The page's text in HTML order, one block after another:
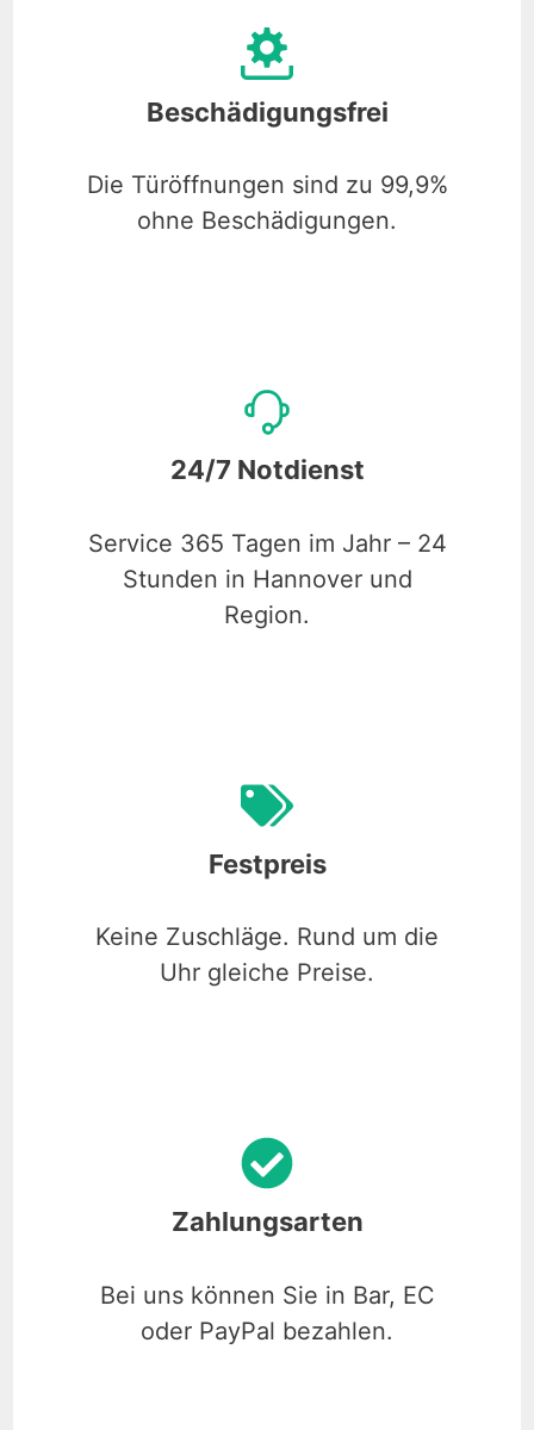
Beschädigungsfrei
Die Türöffnungen sind zu 99,9%
ohne Beschädigungen.
24/7 Notdienst
Service 365 Tagen im Jahr – 24
Stunden in Hannover und
Region.
Festpreis
Keine Zuschläge. Rund um die
Uhr gleiche Preise.
Zahlungsarten
Bei uns können Sie in Bar, EC
oder PayPal bezahlen.